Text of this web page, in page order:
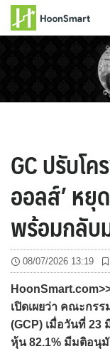
GC ปรับโ
ออลส์’ หยุ
พร้อมกลับ
08/07/2026 13:19
เปิดเผยว่า คณะกร
(GCP) เมื่อวันที่ 23
หุ้น 82.1% มีมติอนุ